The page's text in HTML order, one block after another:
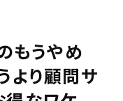
もうやめ
より顧問サ